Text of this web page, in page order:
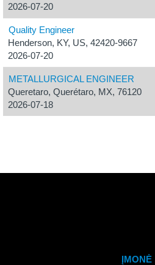
2026-07-20
Quality Engineer
Henderson, KY, US, 42420-9667
2026-07-20
METALLURGICAL ENGINEER
Queretaro, Querétaro, MX, 76120
2026-07-18
ĮMONĖ